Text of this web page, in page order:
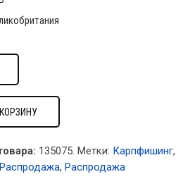
135075. Метки: Карпфишинг,
Распродажа, Распродажа